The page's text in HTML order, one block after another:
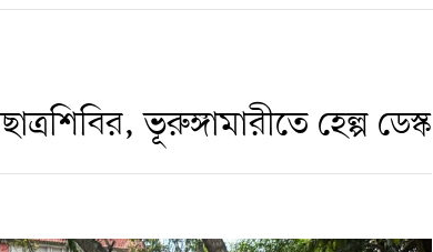
ভূরুঙ্গামারীতে হেল্প ডেস্ক